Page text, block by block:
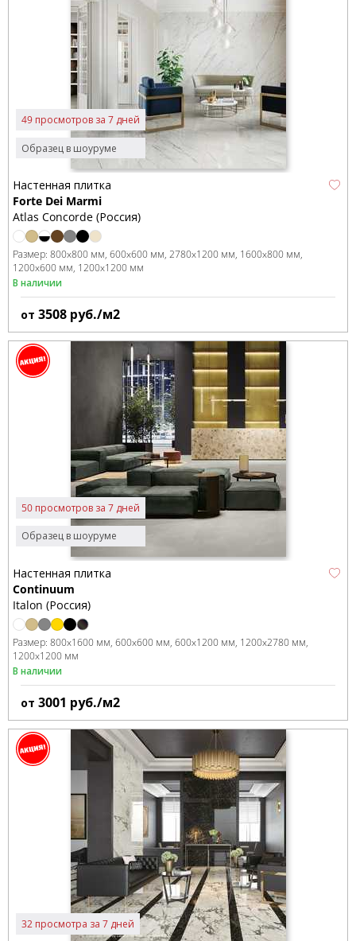
Образец в шоуруме
49 просмотров за 7 дней
Настенная плитка
Forte Dei Marmi
Atlas Concorde (Россия)
Размер: 800x800 мм 600x600 мм 2780x1200 мм 1600x800 мм
1200x600 мм 1200x1200 мм
В наличии
от 3508 руб./м2
Образец в шоуруме
50 просмотров за 7 дней
Настенная плитка
Continuum
Italon (Россия)
Размер: 800x1600 мм 600x600 мм 600x1200 мм 1200x2780 мм
1200x1200 мм
В наличии
от 3001 руб./м2
32 просмотра за 7 дней